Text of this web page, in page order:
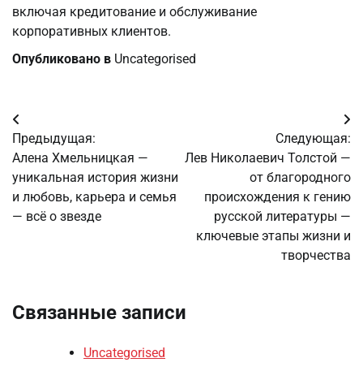
включая кредитование и обслуживание
корпоративных клиентов.
Опубликовано в Uncategorised
Навигация
по
записям
Предыдущая:
Алена Хмельницкая —
уникальная история жизни
и любовь, карьера и семья
— всё о звезде
Следующая:
Лев Николаевич Толстой —
от благородного
происхождения к гению
русской литературы —
ключевые этапы жизни и
творчества
Связанные записи
Uncategorised